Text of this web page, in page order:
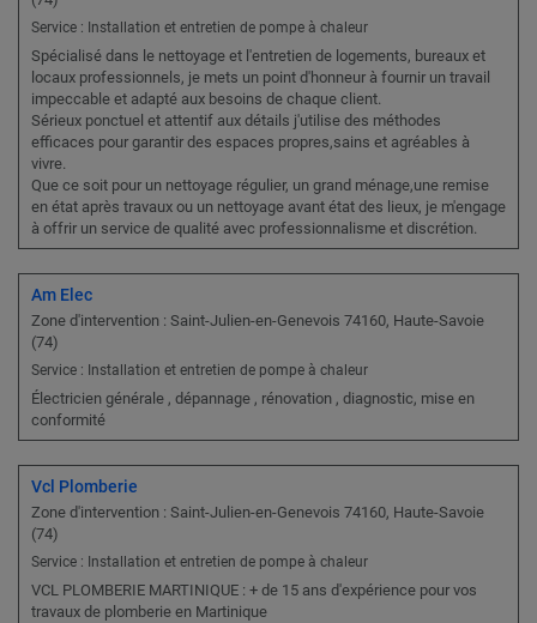
Service : Installation et entretien de pompe à chaleur
Spécialisé dans le nettoyage et l'entretien de logements, bureaux et
locaux professionnels, je mets un point d'honneur à fournir un travail
impeccable et adapté aux besoins de chaque client.
Sérieux ponctuel et attentif aux détails j'utilise des méthodes
efficaces pour garantir des espaces propres,sains et agréables à
vivre.
Que ce soit pour un nettoyage régulier, un grand ménage,une remise
en état après travaux ou un nettoyage avant état des lieux, je m'engage
à offrir un service de qualité avec professionnalisme et discrétion.
Am Elec
Zone d'intervention : Saint-Julien-en-Genevois 74160, Haute-Savoie
(74)
Service : Installation et entretien de pompe à chaleur
Électricien générale , dépannage , rénovation , diagnostic, mise en
conformité
Vcl Plomberie
Zone d'intervention : Saint-Julien-en-Genevois 74160, Haute-Savoie
(74)
Service : Installation et entretien de pompe à chaleur
VCL PLOMBERIE MARTINIQUE : + de 15 ans d'expérience pour vos
travaux de plomberie en Martinique